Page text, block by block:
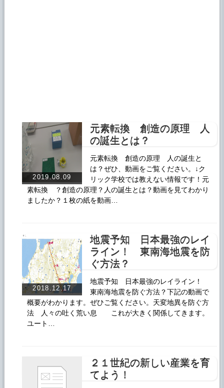
2019.08.09
元素転換 創造の原理 人
の誕生とは？
元素転換 創造の原理 人の誕生と
は？ぜひ、動画をご覧ください。↓ク
リック学校では教えない情報です！元
素転換 ？創造の原理？人の誕生とは？動画を見てわかり
ましたか？１枚の紙を動画…
2018.12.17
地震予知 日本最強のレイ
ライン！ 東南海地震を防
ぐ方法？
地震予知 日本最強のレイライン！
東南海地震を防ぐ方法？下記の動画で
概要がわかります。ぜひご覧ください。天変地異を防ぐ方
法 人々の吐く荒い息 これが大きく関係してきます。
ユート…
２１世紀の新しい産業を育
てよう！